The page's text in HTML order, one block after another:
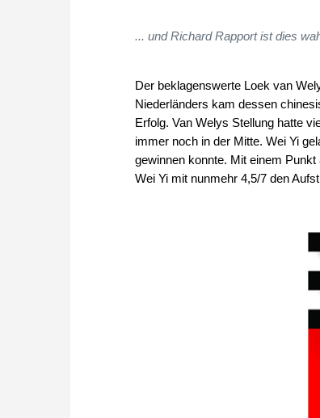
... und Richard Rapport ist dies
Der beklagenswerte Loek van
Niederländers kam dessen
Erfolg. Van Welys Stellung hatte
immer noch in der Mitte. Wei Yi
gewinnen konnte. Mit einem
Wei Yi mit nunmehr 4,5/7 den